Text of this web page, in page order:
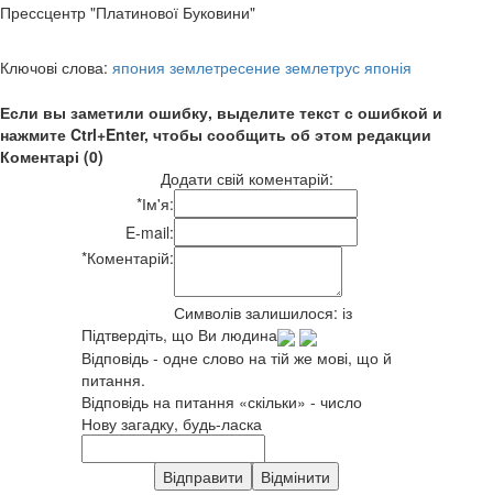
Прессцентр "Платинової Буковини"
Ключові слова: япония землетресение землетрус японія
Если вы заметили ошибку, выделите текст с ошибкой и
нажмите Ctrl+Enter, чтобы сообщить об этом редакции
Коментарі (0)
Додати свій коментарій:
*Ім'я:
E-mail:
*Коментарій:
Символів залишилося: із
Підтвердіть, що Ви людина
Відповідь - одне слово на тій же мові, що й
питання.
Відповідь на питання «скільки» - число
Нову загадку, будь-ласка